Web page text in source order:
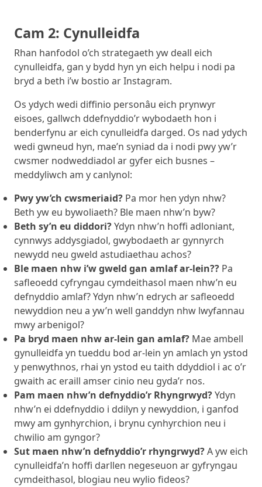
Cam 2: Cynulleidfa
Rhan hanfodol o’ch strategaeth yw deall eich
cynulleidfa, gan y bydd hyn yn eich helpu i nodi pa
bryd a beth i’w bostio ar Instagram.
Os ydych wedi diffinio personâu eich prynwyr
eisoes, gallwch ddefnyddio’r wybodaeth hon i
benderfynu ar eich cynulleidfa darged. Os nad ydych
wedi gwneud hyn, mae’n syniad da i nodi pwy yw’r
cwsmer nodweddiadol ar gyfer eich busnes –
meddyliwch am y canlynol:
Pwy yw’ch cwsmeriaid? Pa mor hen ydyn nhw?
Beth yw eu bywoliaeth? Ble maen nhw’n byw?
Beth sy’n eu diddori?Ydyn nhw’n hoffi adloniant,
cynnwys addysgiadol, gwybodaeth ar gynnyrch
newydd neu gweld astudiaethau achos?
Ble maen nhw i’w gweld gan amlaf ar-lein?? Pa
safleoedd cyfryngau cymdeithasol maen nhw’n eu
defnyddio amlaf? Ydyn nhw’n edrych ar safleoedd
newyddion neu a yw’n well ganddyn nhw lwyfannau
mwy arbenigol?
Pa bryd maen nhw ar-lein gan amlaf? Mae ambell
gynulleidfa yn tueddu bod ar-lein yn amlach yn ystod
y penwythnos, rhai yn ystod eu taith ddyddiol i ac o’r
gwaith ac eraill amser cinio neu gyda’r nos.
Pam maen nhw’n defnyddio’r Rhyngrwyd?Ydyn
nhw’n ei ddefnyddio i ddilyn y newyddion, i ganfod
mwy am gynhyrchion, i brynu cynhyrchion neu i
chwilio am gyngor?
Sut maen nhw’n defnyddio’r rhyngrwyd?A yw eich
cynulleidfa’n hoffi darllen negeseuon ar gyfryngau
cymdeithasol, blogiau neu wylio fideos?